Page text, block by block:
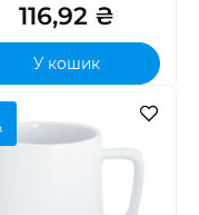
116,92 ₴
У кошик